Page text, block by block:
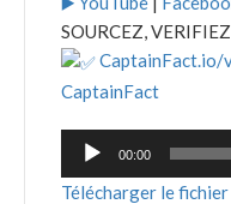
SOURCEZ,
CaptainFact.io/
CaptainFact
Lecteur
00:00
Télécharger le fichier